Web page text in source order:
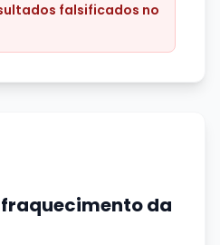
falsificados no
da